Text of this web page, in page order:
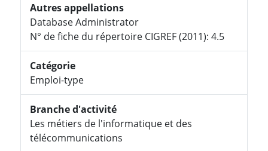
Autres appellations
Database Administrator
N° de fiche du répertoire CIGREF (2011): 4.5
Catégorie
Emploi-type
Branche d'activité
Les métiers de l'informatique et des
télécommunications